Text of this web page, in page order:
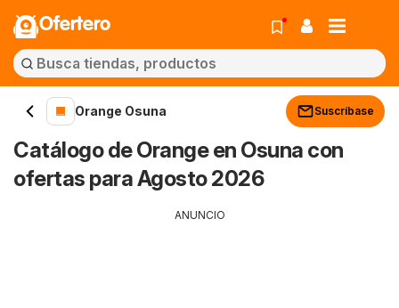
Ofertero
Orange Osuna Suscríbase
Catálogo de Orange en Osuna con
ofertas para Agosto 2026
ANUNCIO